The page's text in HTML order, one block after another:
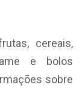
cereais,
e bolos
sobre